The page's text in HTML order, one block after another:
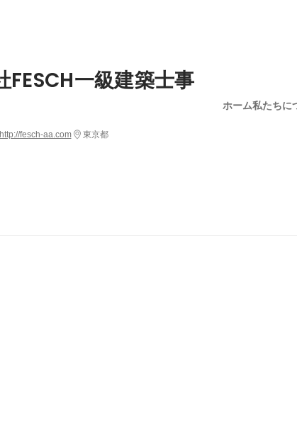
FESCH一級建築士事
http://fesch-aa.com 東京都
ホーム私たちに